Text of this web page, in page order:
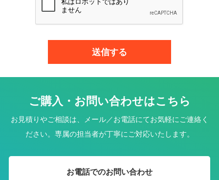
ご購入・お問い合わせはこちら
お見積りやご相談は、メール／お電話にてお気軽にご連絡く
ださい。専属の担当者が丁寧にご対応いたします。
お電話でのお問い合わせ